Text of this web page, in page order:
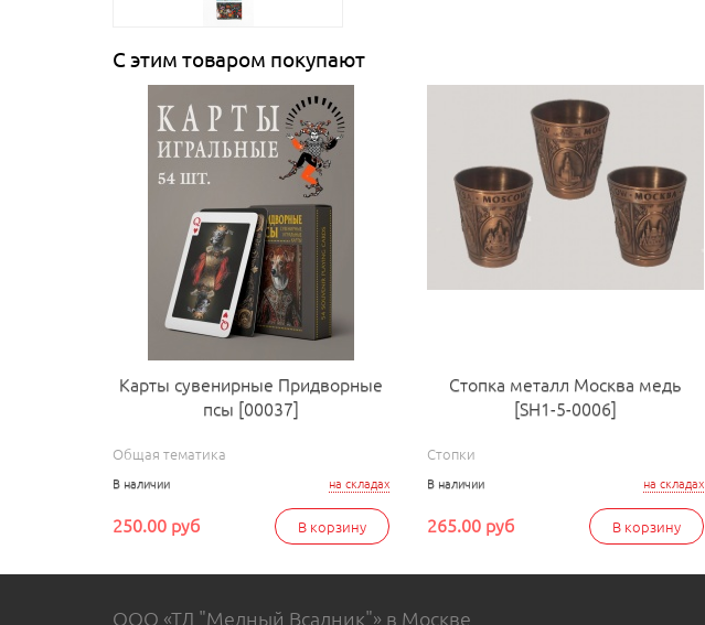
С этим товаром покупают
Карты сувенирные Придворные
псы [00037]
Общая тематика
на складах
В наличии
В корзину
250.00 руб
Стопка металл Москва медь
[SH1-5-0006]
Стопки
на складах
В наличии
В корзину
265.00 руб
ООО «ТД "Медный Всадник"» в Москве